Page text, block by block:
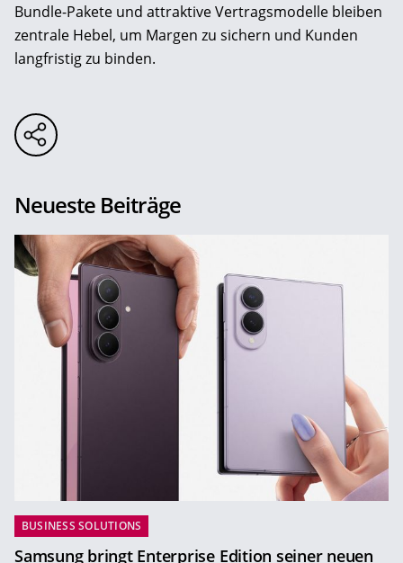
Bundle-Pakete und attraktive Vertragsmodelle bleiben
zentrale Hebel, um Margen zu sichern und Kunden
langfristig zu binden.
Neueste Beiträge
BUSINESS SOLUTIONS
Samsung bringt Enterprise Edition seiner neuen